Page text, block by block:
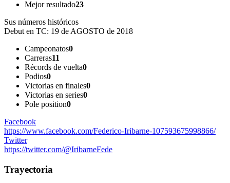
Mejor resultado23
Sus números históricos
Debut en TC: 19 de AGOSTO de 2018
Campeonatos0
Carreras11
Récords de vuelta0
Podios0
Victorias en finales0
Victorias en series0
Pole position0
Facebook
https://www.facebook.com/Federico-Iribarne-107593675998866/
Twitter
https://twitter.com/@IribarneFede
Trayectoria